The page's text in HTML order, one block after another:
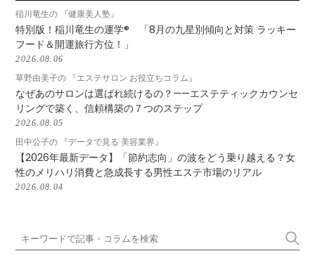
稲川竜生の 『健康美人塾』
特別版！稲川竜生の運学® 「8月の九星別傾向と対策 ラッキー
フード＆開運旅行方位！」
2026.08.06
草野由美子の 『エステサロン お役立ちコラム』
なぜあのサロンは選ばれ続けるの？——エステティックカウンセ
リングで築く、信頼構築の７つのステップ
2026.08.05
田中公子の 『データで見る 美容業界』
【2026年最新データ】「節約志向」の波をどう乗り越える？女
性のメリハリ消費と急成長する男性エステ市場のリアル
2026.08.04